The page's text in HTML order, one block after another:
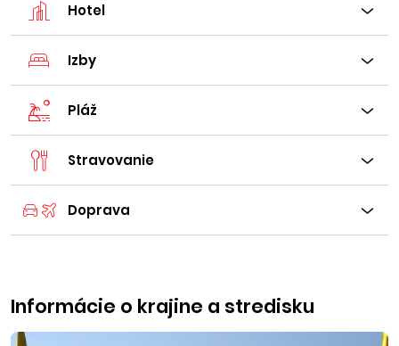
Hotel
Izby
Pláž
Stravovanie
Doprava
Informácie o krajine a stredisku